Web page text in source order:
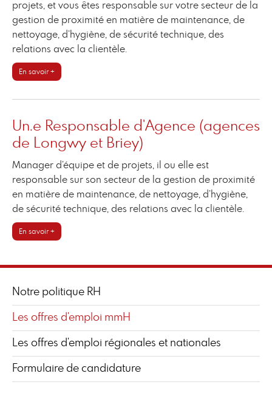
projets, et vous êtes responsable sur votre secteur de la
gestion de proximité en matière de maintenance, de
nettoyage, d’hygiène, de sécurité technique, des
relations avec la clientèle.
En savoir +
Un.e Responsable d'Agence (agences
de Longwy et Briey)
Manager d’équipe et de projets, il ou elle est
responsable sur son secteur de la gestion de proximité
en matière de maintenance, de nettoyage, d’hygiène,
de sécurité technique, des relations avec la clientèle.
En savoir +
Notre politique RH
Les offres d'emploi mmH
Les offres d'emploi régionales et nationales
Formulaire de candidature